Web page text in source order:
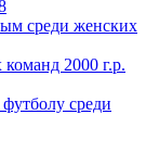
среди женских
2000 г.р.
среди